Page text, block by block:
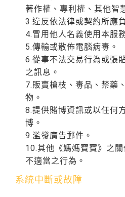
著作權、專利權、其他智
3.違反依法律或契約所應
4.冒用他人名義使用本服
5.傳輸或散佈電腦病毒。
6.從事不法交易行為或張
之訊息。
7.販賣槍枝、毒品、禁藥
物。
8.提供賭博資訊或以任何
博。
9.濫發廣告郵件。
10.其他《媽媽寶寶》之
不適當之行為。
系統中斷或故障